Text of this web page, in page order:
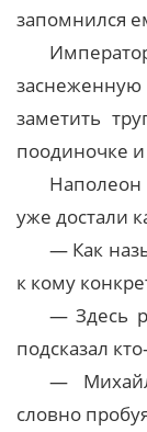
запомнился
заснеженную
заметить
поодиночке
Наполеон
уже достали
— Как
к кому
— Здесь
подсказал
—
словно